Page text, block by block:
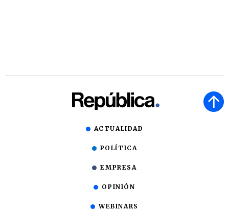
ACTUALIDAD
POLÍTICA
EMPRESA
OPINIÓN
WEBINARS